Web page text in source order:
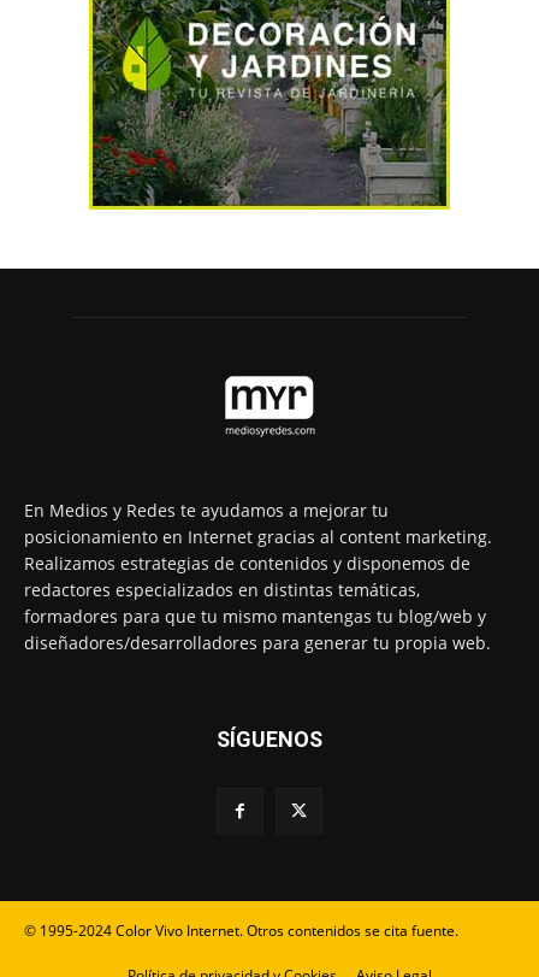
En Medios y Redes te ayudamos a mejorar tu
posicionamiento en Internet gracias al content marketing.
Realizamos estrategias de contenidos y disponemos de
redactores especializados en distintas temáticas,
formadores para que tu mismo mantengas tu blog/web y
diseñadores/desarrolladores para generar tu propia web.
SÍGUENOS
© 1995-2024 Color Vivo Internet. Otros contenidos se cita fuente.